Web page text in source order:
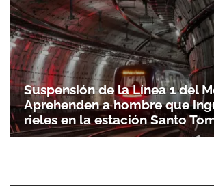
Suspensión de la Línea 1 del
Aprehenden a hombre que
rieles en la estación Santo